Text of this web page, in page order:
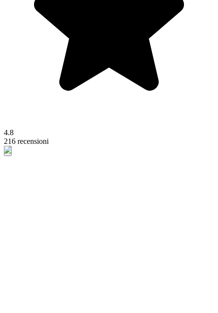
4.8
216 recensioni